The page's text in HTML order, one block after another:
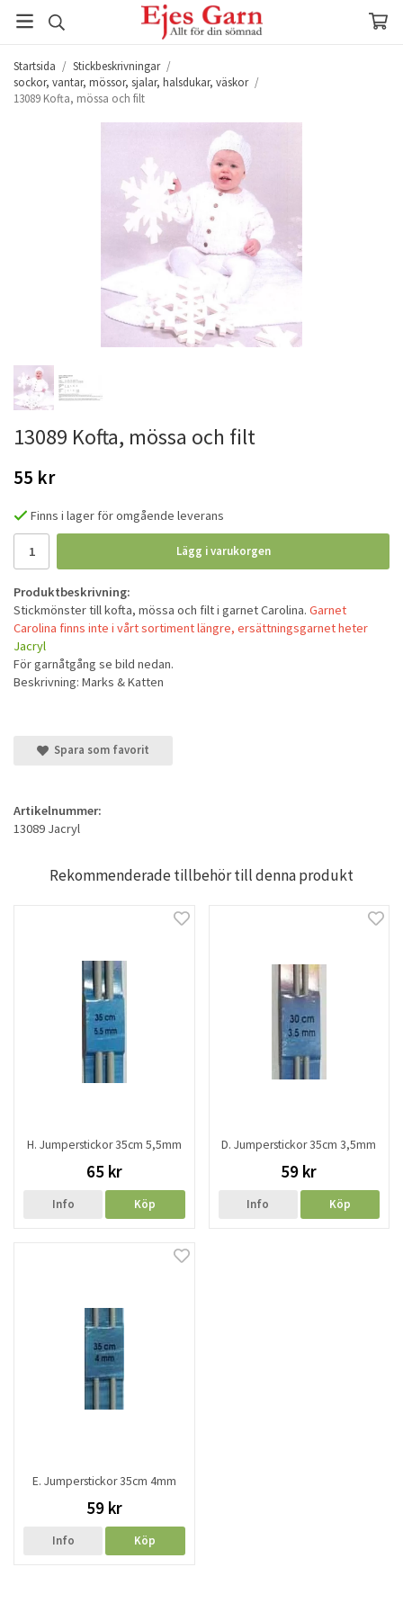
Startsida / Stickbeskrivningar /
sockor, vantar, mössor, sjalar, halsdukar, väskor /
13089 Kofta, mössa och filt
13089 Kofta, mössa och filt
55 kr
Finns i lager för omgående leverans
Lägg i varukorgen
Produktbeskrivning:
Stickmönster till kofta, mössa och filt i garnet Carolina. Garnet
Carolina finns inte i vårt sortiment längre, ersättningsgarnet heter
Jacryl
För garnåtgång se bild nedan.
Beskrivning: Marks & Katten
Spara som favorit
Artikelnummer:
13089 Jacryl
Rekommenderade tillbehör till denna produkt
H. Jumperstickor 35cm 5,5mm
65 kr
Info Köp
D. Jumperstickor 35cm 3,5mm
59 kr
Info Köp
E. Jumperstickor 35cm 4mm
59 kr
Info Köp